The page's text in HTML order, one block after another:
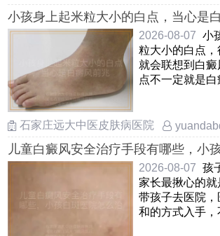
小孩身上起米粒大小的白点，当心是
2026-08-07 小
粒大小的白点
就会联想到白
点不一定就是
石家庄远大中医皮肤病医院
儿童白癜风安全治疗手段有哪些，小
治安全，孩子患上白癜风如何安全治
2026-08-07 孩
家长最揪心的
带孩子去医院
和的方式入手，